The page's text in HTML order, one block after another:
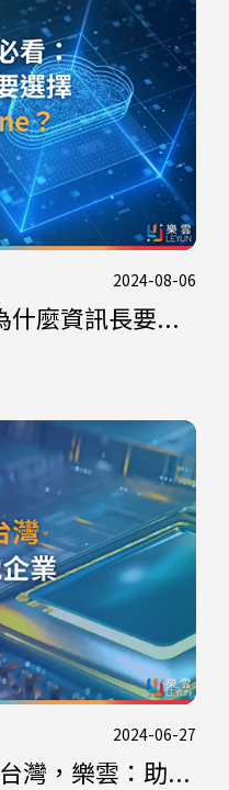
2024-08-06
什麼資訊長要...
2024-06-27
灣，樂雲：助...